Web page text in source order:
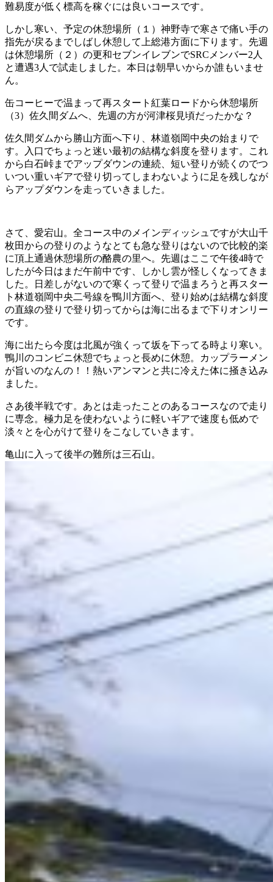
難易度が低く標高を稼ぐには良いコースです。
しかし寒い、予定の休憩場所（１）神野寺で寒さで痛い手の
指先が戻るまでしばし休憩して上総港方面に下ります。先週
は休憩場所（２）の更和セブンイレブンでSRCメンバー2人
と遭遇3人で試走しました。本日は朝早いからか誰もいませ
ん。
缶コーヒーで温まって再スタート紅葉ロードから休憩場所
（3）佐久間ダムへ、先週の方が河津桜見頃だったかな？
佐久間ダムから勝山方面へ下り、林道嶺岡中央の始まりで
す。
入口でちょっと迷い最初の結構な斜度を登ります。これ
から白石峠までアップダウンの連続、短い登りが続くのでつ
いつい重いギアで登り切ってしまわないように足を残しなが
らアップダウンを走っていきました。
さて、愛宕山。 全コース中のメインディッシュですが大山千
枚田からの登りのようなとても急な登りはないので比較的楽
に頂上通過休憩場所の酪農の里へ。 先週はここで午後4時で
したが今日はまだ午前中です、しかし雲が怪しくなってきま
した。日差しがないので寒くって登りで温まろうと再スター
ト林道嶺岡中央二号線を鴨川方面へ、登り始めは結構な斜度
の直線の登りで登り切ってからは海に出るまで下りオンリー
です。
海に出たら今度は北風が強くって坂を下ってる時より寒い。
鴨川のコンビニ休憩でちょっと長めに休憩。カップラーメン
が旨いのなんの！！熱いアンマンと共に冷えた体に掻き込み
ました。
さあ後半戦です。あとは走ったことのあるコースなので走り
に専念。極力足を使わないように軽いギアで速度も低めで
淡々とを心がけて登りをこなしていきます。
亀山に入って後半の難所は三石山。